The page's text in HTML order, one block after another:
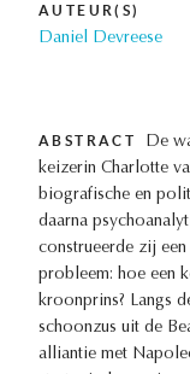
AUTEUR(S)
Daniel Devreese
ABSTRACT
De
keizerin Charlotte
biografische en
daarna
construeerde zij
probleem: hoe een
kroonprins? Langs
schoonzus uit de
alliantie met